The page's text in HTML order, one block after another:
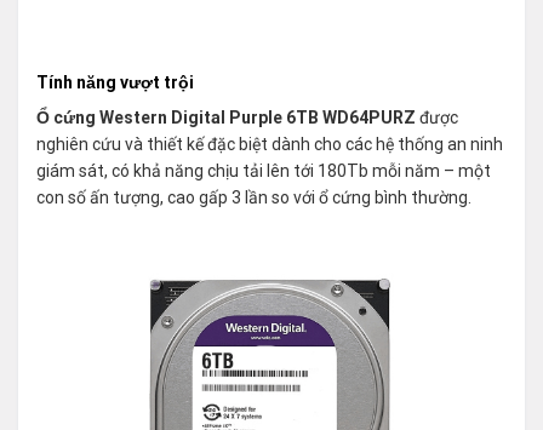
Tính năng vượt trội
Ổ cứng Western Digital Purple 6TB WD64PURZ được
nghiên cứu và thiết kế đặc biệt dành cho các hệ thống an ninh
giám sát, có khả năng chịu tải lên tới 180Tb mỗi năm – một
con số ấn tượng, cao gấp 3 lần so với ổ cứng bình thường.